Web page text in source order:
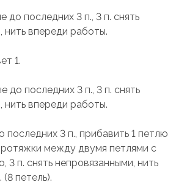
до последних 3 п., 3 п. снять
нить впереди работы.
1.
до последних 3 п., 3 п. снять
нить впереди работы.
последних 3 п., прибавить 1 петлю
между двумя петлями с
3 п. снять непровязанными, нить
петель).